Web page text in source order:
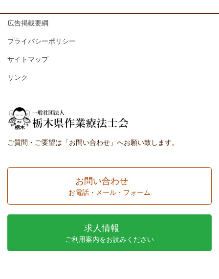
広告掲載要綱
プライバシーポリシー
サイトマップ
リンク
ご質問・ご要望は「お問い合わせ」へお願い致します。
お問い合わせ
お電話・メール・フォーム
求人情報
ご利用案内をお読みください